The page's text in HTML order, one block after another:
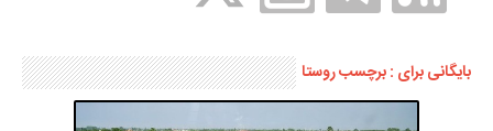
بایگانی برای : برچسب روستا